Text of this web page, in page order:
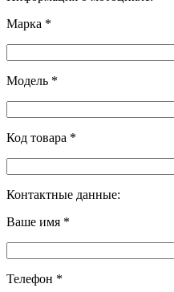
Марка *
Модель *
Код товара *
Контактные данные:
Ваше имя *
Телефон *